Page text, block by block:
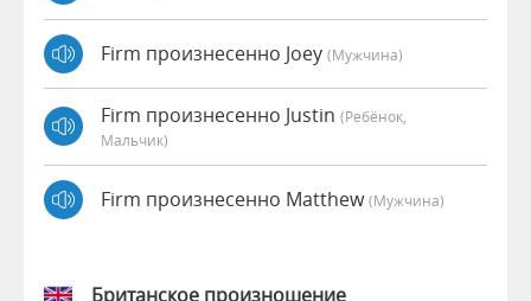
Firm произнесенно Joey (мужчина)
Firm произнесенно Justin (Ребёнок,
Мальчик)
Firm произнесенно Matthew(мужчина)
Британское произношение